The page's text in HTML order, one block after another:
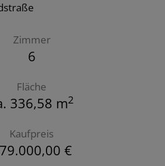
Zimmer
6
Fläche
336,58 m2
Kaufpreis
€